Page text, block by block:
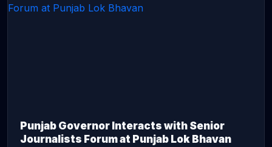
Punjab Governor Interacts with Senior
Journalists Forum at Punjab Lok Bhavan